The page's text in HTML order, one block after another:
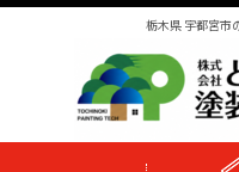
栃木県 宇都宮市